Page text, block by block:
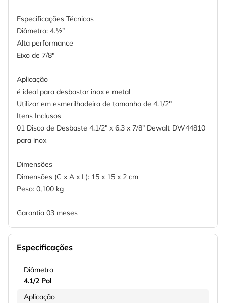
Especificações Técnicas
Diâmetro: 4.½”
Alta performance
Eixo de 7/8"
Aplicação
é ideal para desbastar inox e metal
Utilizar em esmerilhadeira de tamanho de 4.1/2"
Itens Inclusos
01 Disco de Desbaste 4.1/2" x 6,3 x 7/8" Dewalt DW44810
para inox
Dimensões
Dimensões (C x A x L): 15 x 15 x 2 cm
Peso: 0,100 kg
Garantia 03 meses
Especificações
Diâmetro
4.1/2 Pol
Aplicação